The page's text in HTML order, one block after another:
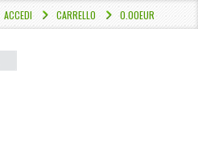
0.00EUR
CARRELLO
ACCEDI